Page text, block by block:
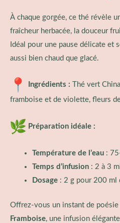
À chaque gorgée, ce thé révèle
fraîcheur herbacée, la douceur
Idéal pour une pause délicate et
aussi bien chaud que glacé.
Ingrédients : Thé vert
framboise et de violette, fleurs
Préparation idéale :
Température de l’eau:
Temps d’infusion: 2 à 3
Dosage: 2 g pour 200 ml
Offrez-vous un instant de poésie
Framboise, une infusion